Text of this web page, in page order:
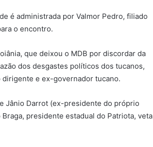
é administrada por Valmor Pedro, filiado
o encontro.
que deixou o MDB por discordar da
dos desgastes políticos dos tucanos,
e ex-governador tucano.
Jânio Darrot (ex-presidente do próprio
presidente estadual do Patriota, veta